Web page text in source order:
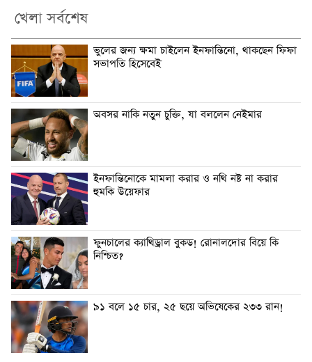
খেলা সর্বশেষ
ভুলের জন্য ক্ষমা চাইলেন ইনফান্তিনো, থাকছেন ফিফা
সভাপতি হিসেবেই
অবসর নাকি নতুন চুক্তি, যা বললেন নেইমার
ইনফান্তিনোকে মামলা করার ও নথি নষ্ট না করার
হুমকি উয়েফার
ফুনচালের ক্যাথিড্রাল বুকড! রোনালদোর বিয়ে কি
নিশ্চিত?
৯১ বলে ১৫ চার, ২৫ ছয়ে অভিষেকের ২৩৩ রান!